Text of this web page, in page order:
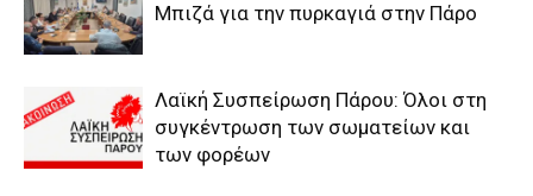
Μπιζά για την πυρκαγιά στην Πάρο
Λαϊκή Συσπείρωση Πάρου: Όλοι στη
συγκέντρωση των σωματείων και
των φορέων